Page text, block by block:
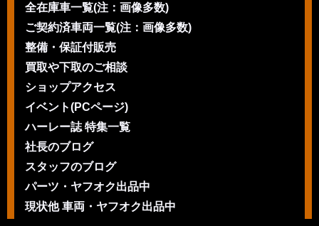
全在庫車一覧(注：画像多数)
ご契約済車両一覧(注：画像多数)
整備・保証付販売
買取や下取のご相談
ショップアクセス
イベント(PCページ)
ハーレー誌 特集一覧
社長のブログ
スタッフのブログ
パーツ・ヤフオク出品中
現状他 車両・ヤフオク出品中